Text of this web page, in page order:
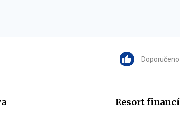
Doporučeno
Resort financí